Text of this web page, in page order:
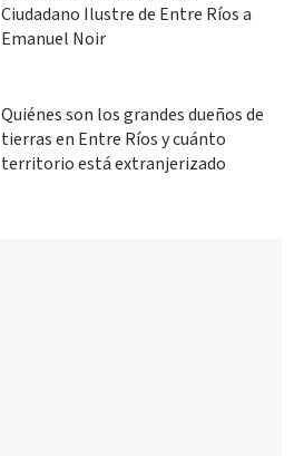
Ciudadano Ilustre de Entre Ríos a
Emanuel Noir
Quiénes son los grandes dueños de
tierras en Entre Ríos y cuánto
territorio está extranjerizado